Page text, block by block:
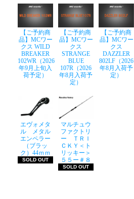
【ご予約商
品】MCワー
クス WILD
BREAKER
102WR（2026
年9月上旬入
荷予定）
【ご予約商
品】MCワー
クス
STRANGE
BLUE
107R（2026
年8月入荷予
定）
【ご予約商
品】MCワー
クス
DAZZLER
802LF（2026
年8月入荷予
定）
エヴォメタ
ル メタル
エンペラー
（ブラッ
ク）44ｍｍ
SOLD OUT
マルチュウ
ファクトリ
ー ＴＲＩ
ＣＫＹ＜ト
リッキー＞
５５ー＃８
SOLD OUT